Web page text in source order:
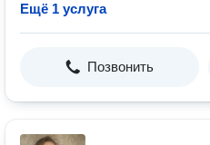
Ещё 1 услуга
Позвонить